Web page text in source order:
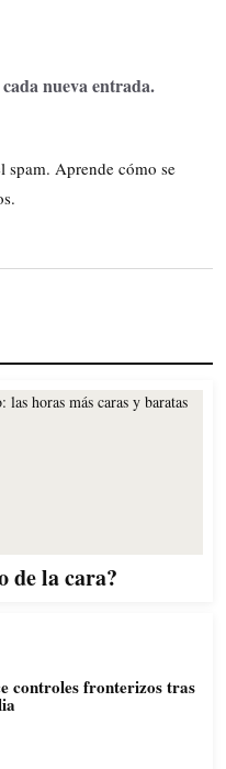
nueva entrada.
spam. Aprende cómo se
de la cara?
controles fronterizos tras